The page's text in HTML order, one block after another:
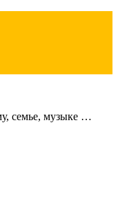
семье, музыке …